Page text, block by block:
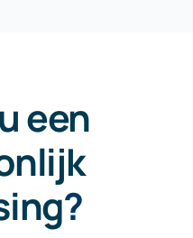
een
?